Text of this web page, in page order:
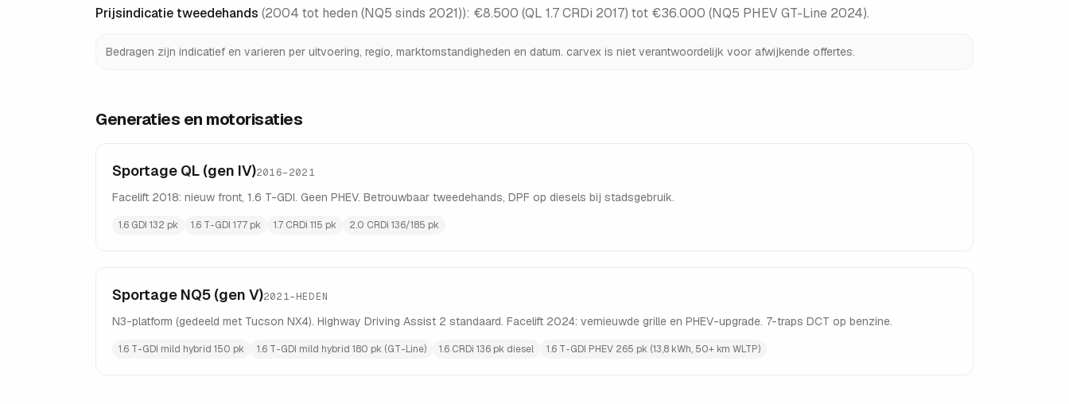
Prijsindicatie tweedehands (2004 tot heden (NQ5 sinds 2021)): €8.500 (QL 1.7 CRDi 2017) tot €36.000 (NQ5 PHEV GT-Line 2024).
Bedragen zijn indicatief en varieren per uitvoering, regio, marktomstandigheden en datum. carvex is niet verantwoordelijk voor afwijkende offertes.
Generaties en motorisaties
Sportage QL (gen IV)2016–2021
Facelift 2018: nieuw front, 1.6 T-GDI. Geen PHEV. Betrouwbaar tweedehands, DPF op diesels bij stadsgebruik.
1.6 GDI 132 pk 1.6 T-GDI 177 pk 1.7 CRDi 115 pk 2.0 CRDi 136/185 pk
Sportage NQ5 (gen V)2021–HEDEN
N3-platform (gedeeld met Tucson NX4). Highway Driving Assist 2 standaard. Facelift 2024: vernieuwde grille en PHEV-upgrade. 7-traps DCT op benzine.
1.6 T-GDI mild hybrid 150 pk 1.6 T-GDI mild hybrid 180 pk (GT-Line) 1.6 CRDi 136 pk diesel 1.6 T-GDI PHEV 265 pk (13,8 kWh, 50+ km WLTP)